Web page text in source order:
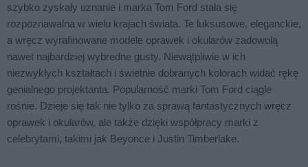
szybko zyskały uznanie i marka Tom Ford stała się
rozpoznawalna w wielu krajach świata. Te luksusowe, eleganckie,
a wręcz wyrafinowane modele oprawek i okularów zadowolą
nawet najbardziej wybredne gusty. Niewątpliwie w ich
niezwykłych kształtach i świetnie dobranych kolorach widać rękę
genialnego projektanta. Popularność marki Tom Ford ciągle
rośnie. Dzieje się tak nie tylko za sprawą fantastycznych wręcz
oprawek i okularów, ale także dzięki współpracy marki z
celebrytami, takimi jak Beyonce i Justin Timberlake.